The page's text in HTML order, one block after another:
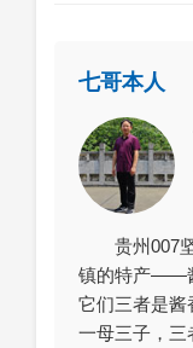
七哥本人
贵州007
镇的特产——
它们三者是酱
一母三子，三